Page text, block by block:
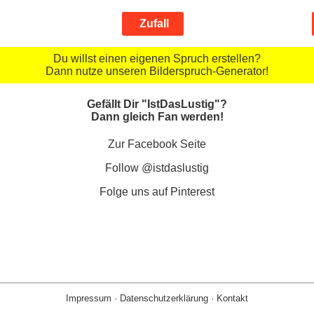
Zufall
Du willst einen eigenen Spruch erstellen?
Dann nutze unseren Bilderspruch-Generator!
Gefällt Dir "IstDasLustig"?
Dann gleich Fan werden!
Zur Facebook Seite
Follow @istdaslustig
Folge uns auf Pinterest
Impressum · Datenschutzerklärung · Kontakt